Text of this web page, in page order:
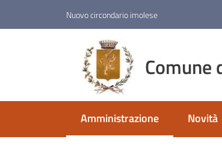
Nuovo circondario imolese
Comune
Amministrazione
Menu selezionato Novità